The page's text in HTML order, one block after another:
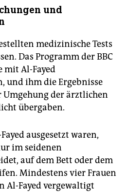
und
medizinische Tests
Das Programm der BBC
mit Al-Fayed
und ihm die Ergebnisse
der ärztlichen
übergaben.
ausgesetzt waren,
im seidenen
auf dem Bett oder dem
Mindestens vier Frauen
Al-Fayed vergewaltigt